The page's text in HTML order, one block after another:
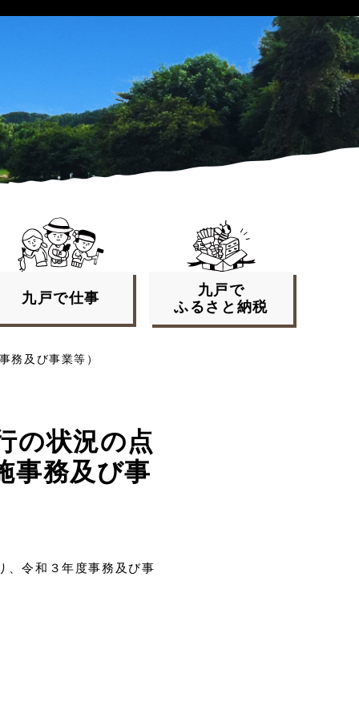
九戸で仕事
九戸で
ふるさと納税
務及び事業等）
の状況の点
事務及び事
、令和３年度事務及び事